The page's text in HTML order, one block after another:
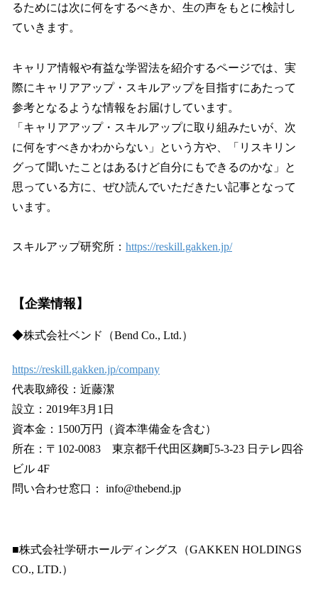
るためには次に何をするべきか、生の声をもとに検討し
ていきます。
キャリア情報や有益な学習法を紹介するページでは、実
際にキャリアアップ・スキルアップを目指すにあたって
参考となるような情報をお届けしています。
「キャリアアップ・スキルアップに取り組みたいが、次
に何をすべきかわからない」という方や、「リスキリン
グって聞いたことはあるけど自分にもできるのかな」と
思っている方に、ぜひ読んでいただきたい記事となって
います。
スキルアップ研究所： https://reskill.gakken.jp/
【企業情報】
◆株式会社ベンド（Bend Co., Ltd.）
https://reskill.gakken.jp/company
代表取締役：近藤潔
設立：2019年3月1日
資本金：1500万円（資本準備金を含む）
所在：〒102-0083 東京都千代田区麹町5-3-23 日テレ四谷
ビル 4F
問い合わせ窓口： info@thebend.jp
■株式会社学研ホールディングス（GAKKEN HOLDINGS
CO., LTD.）